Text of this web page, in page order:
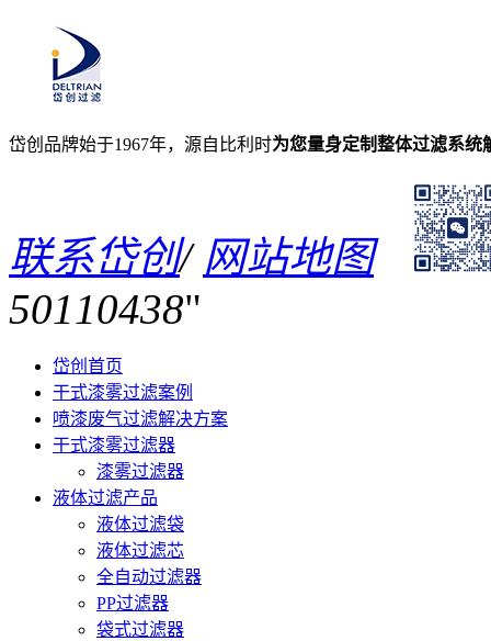
岱创品牌始于1967年，源自比利时为您量身定制整体过滤系统
联系岱创/ 网站地图
50110438
岱创首页
干式漆雾过滤案例
喷漆废气过滤解决方案
干式漆雾过滤器
漆雾过滤器
液体过滤产品
液体过滤袋
液体过滤芯
全自动过滤器
PP过滤器
袋式过滤器